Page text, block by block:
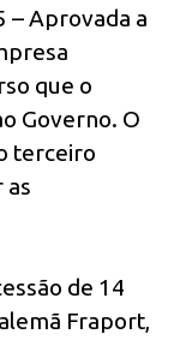
– Aprovada a
que o
Governo. O
terceiro
as
de 14
Fraport,